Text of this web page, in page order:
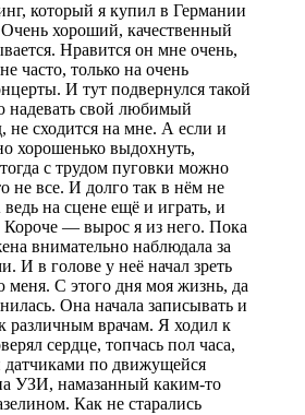
который я купил в Германии
хороший, качественный
Нравится он мне очень,
часто, только на очень
И тут подвернулся такой
надевать свой любимый
не сходится на мне. А если и
хорошенько выдохнуть,
с трудом пуговки можно
не все. И долго так в нём не
на сцене ещё и играть, и
Короче — вырос я из него. Пока
внимательно наблюдала за
И в голове у неё начал зреть
меня. С этого дня моя жизнь, да
Она начала записывать и
различным врачам. Я ходил к
сердце, топчась пол часа,
по движущейся
УЗИ, намазанный каким-то
Как не старались